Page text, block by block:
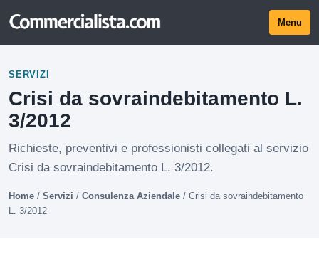
Menu
SERVIZI
Crisi da sovraindebitamento L.
3/2012
Richieste, preventivi e professionisti collegati al servizio
Crisi da sovraindebitamento L. 3/2012.
Home / Servizi / Consulenza Aziendale / Crisi da sovraindebitamento
L. 3/2012